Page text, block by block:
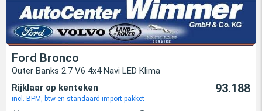
Ford Bronco
Outer Banks 2.7 V6 4x4 Navi LED Klima
Rijklaar op kenteken
incl. BPM, btw en standaard import pakket
93.188